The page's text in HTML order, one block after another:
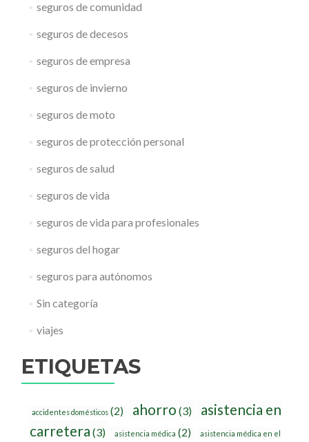
seguros de comunidad
seguros de decesos
seguros de empresa
seguros de invierno
seguros de moto
seguros de protección personal
seguros de salud
seguros de vida
seguros de vida para profesionales
seguros del hogar
seguros para autónomos
Sin categoría
viajes
ETIQUETAS
accidentes domésticos (2) ahorro (3)
asistencia en
carretera (3) asistencia médica (2)
asistencia médica en el